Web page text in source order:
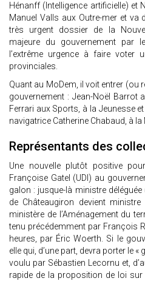
Hénanff (Intelligence artificielle) et
Manuel Valls aux Outre-mer et va
très urgent dossier de la
majeure du gouvernement par
l’extrême urgence à faire voter
provinciales.
Quant au MoDem, il voit entrer (ou
gouvernement : Jean-Noël Barrot
Ferrari aux Sports, à la Jeunesse
navigatrice Catherine Chabaud, à la
Représentants des
Une nouvelle plutôt positive
Françoise Gatel (UDI) au
galon : jusque-là ministre
de Châteaugiron devient
ministère de l’Aménagement du
tenu précédemment par François
heures, par Éric Woerth. Si le
elle qui, d’une part, devra porter le
voulu par Sébastien Lecornu et,
rapide de la proposition de loi sur